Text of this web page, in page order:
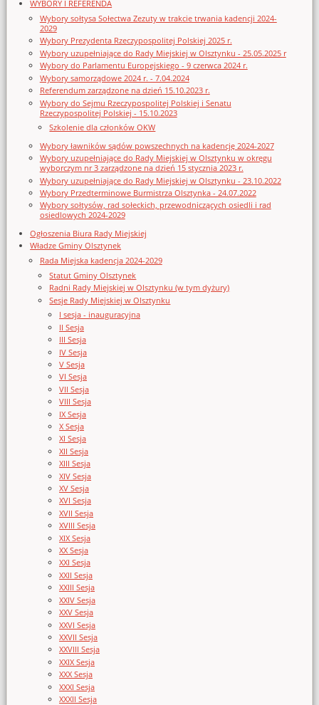
WYBORY I REFERENDA
Wybory sołtysa Sołectwa Zezuty w trakcie trwania kadencji 2024-
2029
Wybory Prezydenta Rzeczypospolitej Polskiej 2025 r.
Wybory uzupełniające do Rady Miejskiej w Olsztynku - 25.05.2025 r
Wybory do Parlamentu Europejskiego - 9 czerwca 2024 r.
Wybory samorządowe 2024 r. - 7.04.2024
Referendum zarządzone na dzień 15.10.2023 r.
Wybory do Sejmu Rzeczypospolitej Polskiej i Senatu
Rzeczypospolitej Polskiej - 15.10.2023
Szkolenie dla członków OKW
Wybory ławników sądów powszechnych na kadencję 2024-2027
Wybory uzupełniające do Rady Miejskiej w Olsztynku w okręgu
wyborczym nr 3 zarządzone na dzień 15 stycznia 2023 r.
Wybory uzupełniające do Rady Miejskiej w Olsztynku - 23.10.2022
Wybory Przedterminowe Burmistrza Olsztynka - 24.07.2022
Wybory sołtysów, rad sołeckich, przewodniczących osiedli i rad
osiedlowych 2024-2029
Ogłoszenia Biura Rady Miejskiej
Władze Gminy Olsztynek
Rada Miejska kadencja 2024-2029
Statut Gminy Olsztynek
Radni Rady Miejskiej w Olsztynku (w tym dyżury)
Sesje Rady Miejskiej w Olsztynku
I sesja - inauguracyjna
II Sesja
III Sesja
IV Sesja
V Sesja
VI Sesja
VII Sesja
VIII Sesja
IX Sesja
X Sesja
XI Sesja
XII Sesja
XIII Sesja
XIV Sesja
XV Sesja
XVI Sesja
XVII Sesja
XVIII Sesja
XIX Sesja
XX Sesja
XXI Sesja
XXII Sesja
XXIII Sesja
XXIV Sesja
XXV Sesja
XXVI Sesja
XXVII Sesja
XXVIII Sesja
XXIX Sesja
XXX Sesja
XXXI Sesja
XXXII Sesja